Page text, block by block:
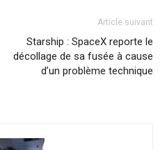
Article suivant
Starship : SpaceX reporte le
décollage de sa fusée à cause
d’un problème technique